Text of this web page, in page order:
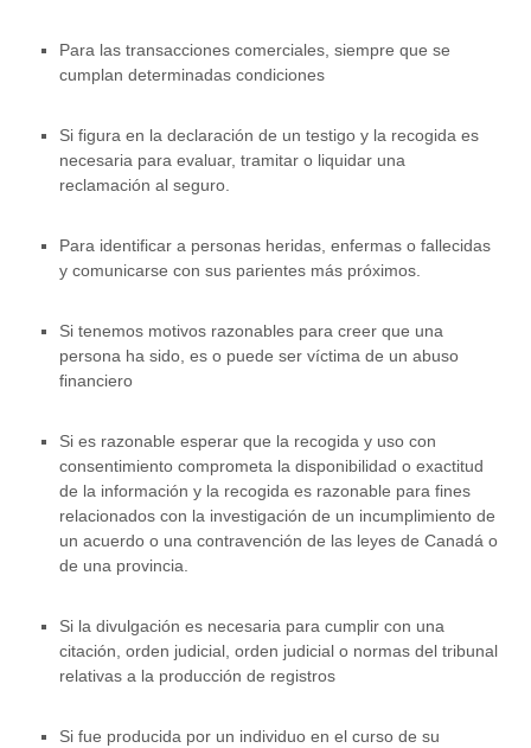
Para las transacciones comerciales, siempre que se
cumplan determinadas condiciones
Si figura en la declaración de un testigo y la recogida es
necesaria para evaluar, tramitar o liquidar una
reclamación al seguro.
Para identificar a personas heridas, enfermas o fallecidas
y comunicarse con sus parientes más próximos.
Si tenemos motivos razonables para creer que una
persona ha sido, es o puede ser víctima de un abuso
financiero
Si es razonable esperar que la recogida y uso con
consentimiento comprometa la disponibilidad o exactitud
de la información y la recogida es razonable para fines
relacionados con la investigación de un incumplimiento de
un acuerdo o una contravención de las leyes de Canadá o
de una provincia.
Si la divulgación es necesaria para cumplir con una
citación, orden judicial, orden judicial o normas del tribunal
relativas a la producción de registros
Si fue producida por un individuo en el curso de su